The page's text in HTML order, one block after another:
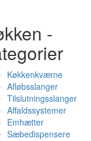
-
Køkkenkværne
Afløbsslanger
Tilslutningsslanger
Affaldssystemer
Emhætter
Sæbedispensere